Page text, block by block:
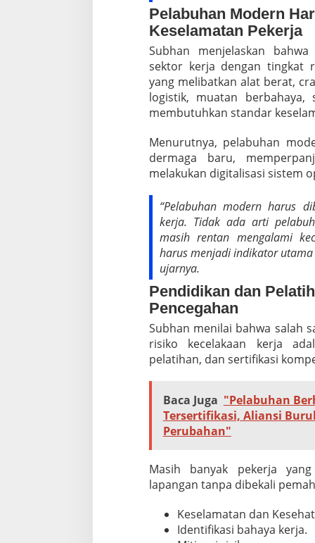
Pelabuhan Modern
Keselamatan Pekerja
Subhan menjelaskan
sektor kerja dengan tingkat
yang melibatkan alat berat,
logistik, muatan
membutuhkan standar
Menurutnya, pelabuhan
dermaga baru,
melakukan digitalisasi sistem
“Pelabuhan modern harus
kerja. Tidak ada arti
masih rentan mengalami
harus menjadi indikator
ujarnya.
Pendidikan dan
Pencegahan
Subhan menilai bahwa salah
risiko kecelakaan kerja
pelatihan, dan sertifikasi
Baca Juga "Pelabuhan
Tersertifikasi, Aliansi
Perubahan"
Masih banyak pekerja
lapangan tanpa dibekali
Keselamatan dan
Identifikasi bahaya kerja.